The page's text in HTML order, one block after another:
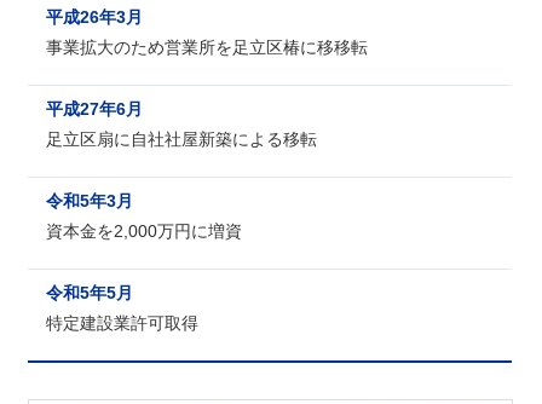
平成26年3月
事業拡大のため営業所を足立区椿に移移転
平成27年6月
足立区扇に自社社屋新築による移転
令和5年3月
資本金を2,000万円に増資
令和5年5月
特定建設業許可取得